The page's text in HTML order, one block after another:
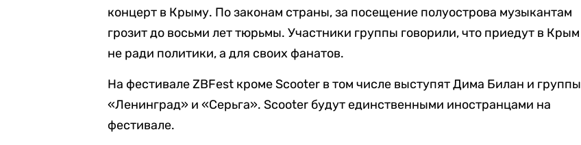
концерт в Крыму. По законам страны, за посещение полуострова музыкантам
грозит до восьми лет тюрьмы. Участники группы говорили, что приедут в Крым
не ради политики, а для своих фанатов.
На фестивале ZBFest кроме Scooter в том числе выступят Дима Билан и группы
«Ленинград» и «Серьга». Scooter будут единственными иностранцами на
фестивале.